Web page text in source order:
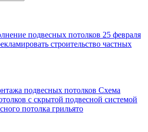
подвесных потолков 25 февраля
строительство частных
подвесных потолков Схема
с скрытой подвесной системой
потолка грильято